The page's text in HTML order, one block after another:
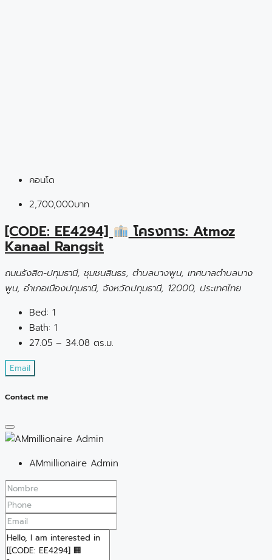
คอนโด
2,700,000บาท
[CODE: EE4294] โครงการ: Atmoz
Kanaal Rangsit
ถนนรังสิต-ปทุมธานี, ชุมชนสินธร, ตำบลบางพูน, เทศบาลตำบลบาง
พูน, อำเภอเมืองปทุมธานี, จังหวัดปทุมธานี, 12000, ประเทศไทย
Bed: 1
Bath: 1
27.05 – 34.08 ตร.ม.
Email
Contact me
AMmillionaire Admin